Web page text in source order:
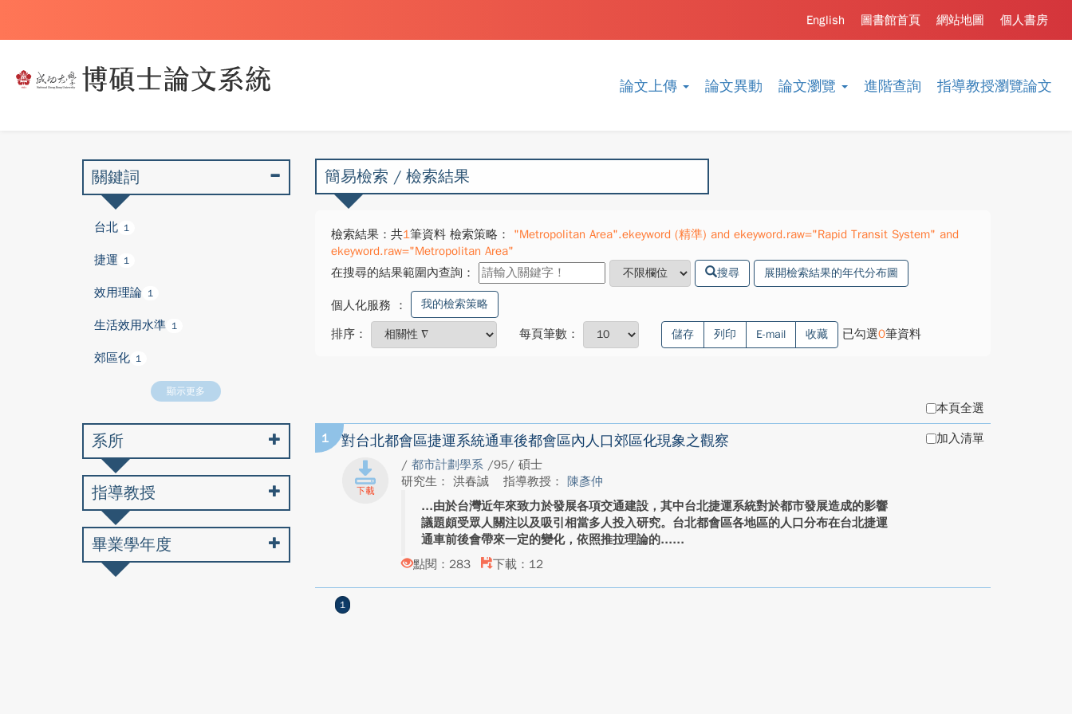
論文上傳 論文異動 論文瀏覽 進階查詢 指導教授瀏覽論文
個人書房
網站地圖
圖書館首頁
English
簡易檢索 / 檢索結果
檢索結果：共1筆資料 檢索策略：
"Metropolitan Area".ekeyword (精準) and ekeyword.raw="Rapid Transit System" and
ekeyword.raw="Metropolitan Area"
在搜尋的結果範圍內查詢：
搜尋 展開檢索結果的年代分布圖
個人化服務 ： 我的檢索策略
排序： 每頁筆數： 儲存 列印 E-mail 收藏 已勾選0筆資料
本頁全選
1 對台北都會區捷運系統通車後都會區內人口郊區化現象之觀察
/ 都市計劃學系 /95/ 碩士
研究生： 洪春誠
指導教授： 陳彥仲
由於台灣近年來致力於發展各項交通建設，其中台北捷運系統對於都市發展造成的影響
議題頗受眾人關注以及吸引相當多人投入研究。台北都會區各地區的人口分布在台北捷運
通車前後會帶來一定的變化，依照推拉理論的...
點閱：283
下載：12
加入清單
1
關鍵詞
台北 1
捷運 1
效用理論 1
生活效用水準 1
郊區化 1
顯示更多
系所
指導教授
畢業學年度